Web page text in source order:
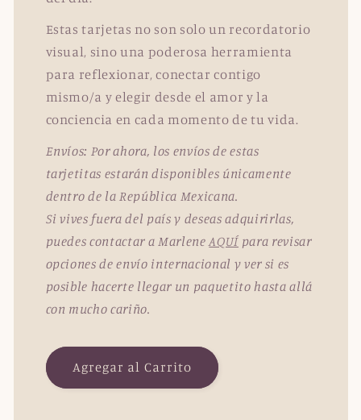
Estas tarjetas no son solo un recordatorio
visual, sino una poderosa herramienta
para reflexionar, conectar contigo
mismo/a y elegir desde el amor y la
conciencia en cada momento de tu vida.
Envíos: Por ahora, los envíos de estas
tarjetitas estarán disponibles únicamente
dentro de la República Mexicana.
Si vives fuera del país y deseas adquirirlas,
puedes contactar a MarleneAQUÍpara revisar
opciones de envío internacional y ver si es
posible hacerte llegar un paquetito hasta allá
con mucho cariño.
Agregar al Carrito